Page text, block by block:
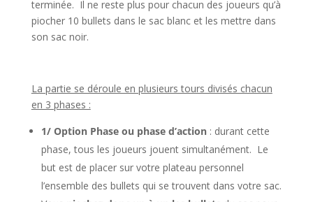
terminée. Il ne reste plus pour chacun des joueurs qu’à
piocher 10 bullets dans le sac blanc et les mettre dans
son sac noir.
La partie se déroule en plusieurs tours divisés chacun
en 3 phases :
1/ Option Phase ou phase d’action: durant cette
phase, tous les joueurs jouent simultanément. Le
but est de placer sur votre plateau personnel
l’ensemble des bullets qui se trouvent dans votre sac.